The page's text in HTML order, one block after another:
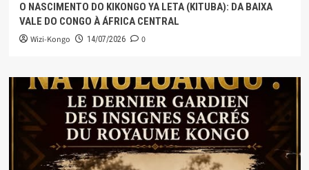
O NASCIMENTO DO KIKONGO YA LETA (KITUBA): DA BAIXA
VALE DO CONGO À ÁFRICA CENTRAL
Wizi-Kongo 14/07/2026 0